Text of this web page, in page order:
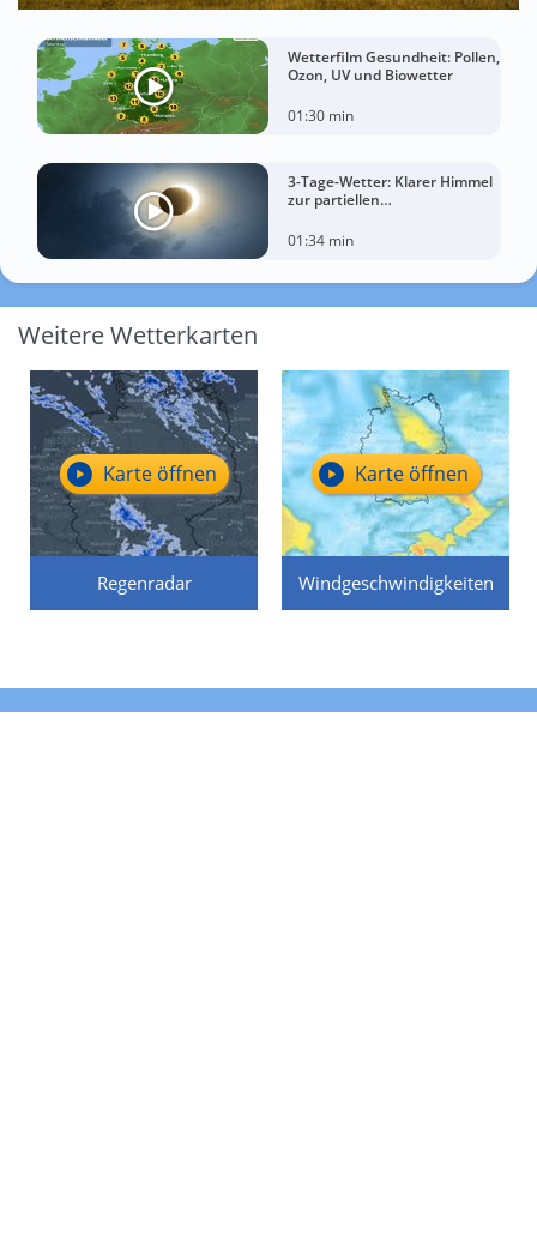
Wetterfilm Gesundheit: Pollen,
Ozon, UV und Biowetter
01:30 min
3-Tage-Wetter: Klarer Himmel
zur partiellen
Mittwoch?
01:34 min
Weitere Wetterkarten
Regenradar
Karte öffnen
Windgeschwindigkeiten
Karte öffnen